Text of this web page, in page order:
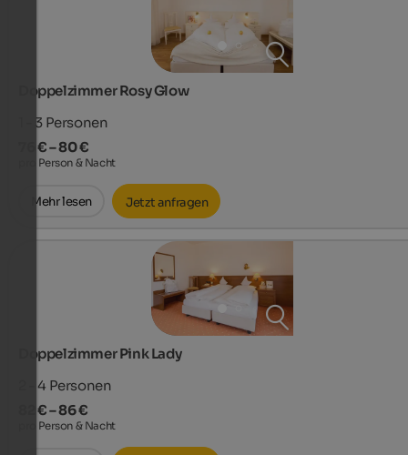
Doppelzimmer Rosy Glow
1 - 3 Personen
76 € – 80 €
pro Person & Nacht
Mehr lesen Jetzt anfragen
Doppelzimmer Pink Lady
2 - 4 Personen
82 € – 86 €
pro Person & Nacht